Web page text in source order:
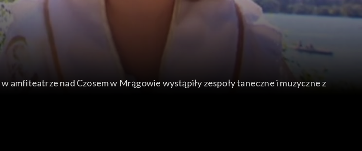
amfiteatrze nad Czosem w Mrągowie wystąpiły zespoły taneczne i muzyczne z